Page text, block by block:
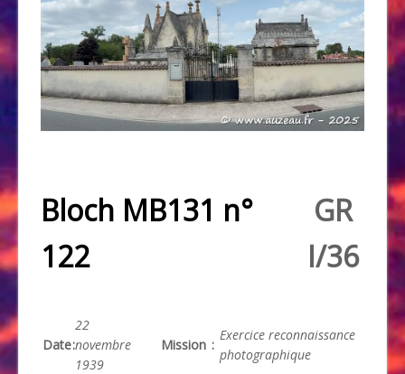
Bloch MB131 n°
122
GR
I/36
Date:
22
novembre
1939
Mission :
Exercice reconnaissance
photographique